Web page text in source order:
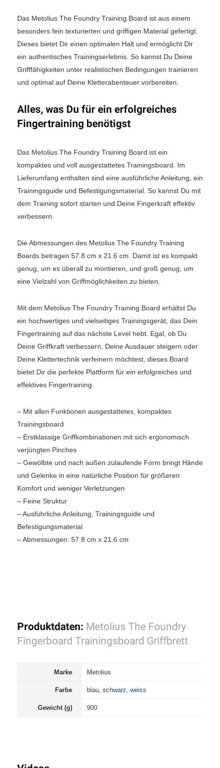
Das Metolius The Foundry Training Board ist aus einem
besonders fein texturierten und griffigen Material gefertigt.
Dieses bietet Dir einen optimalen Halt und ermöglicht Dir
ein authentisches Trainingserlebnis. So kannst Du Deine
Grifffähigkeiten unter realistischen Bedingungen trainieren
und optimal auf Deine Kletterabenteuer vorbereiten.
Alles, was Du für ein erfolgreiches
Fingertraining benötigst
Das Metolius The Foundry Training Board ist ein
kompaktes und voll ausgestattetes Trainingsboard. Im
Lieferumfang enthalten sind eine ausführliche Anleitung, ein
Trainingsguide und Befestigungsmaterial. So kannst Du mit
dem Training sofort starten und Deine Fingerkraft effektiv
verbessern.
Die Abmessungen des Metolius The Foundry Training
Boards betragen 57.8 cm x 21.6 cm. Damit ist es kompakt
genug, um es überall zu montieren, und groß genug, um
eine Vielzahl von Griffmöglichkeiten zu bieten.
Mit dem Metolius The Foundry Training Board erhältst Du
ein hochwertiges und vielseitiges Trainingsgerät, das Dein
Fingertraining auf das nächste Level hebt. Egal, ob Du
Deine Griffkraft verbessern, Deine Ausdauer steigern oder
Deine Klettertechnik verfeinern möchtest, dieses Board
bietet Dir die perfekte Plattform für ein erfolgreiches und
effektives Fingertraining.
– Mit allen Funktionen ausgestattetes, kompaktes
Trainingsboard
– Erstklassige Griffkombinationen mit sich ergonomisch
verjüngten Pinches
– Gewölbte und nach außen zulaufende Form bringt Hände
und Gelenke in eine natürliche Position für größeren
Komfort und weniger Verletzungen
– Feine Struktur
– Ausführliche Anleitung, Trainingsguide und
Befestigungsmaterial
– Abmessungen: 57.8 cm x 21.6 cm
Produktdaten: Metolius The Foundry
Fingerboard Trainingsboard Griffbrett
Marke Metolius
Farbe blau, schwarz, weiss
Gewicht (g) 900